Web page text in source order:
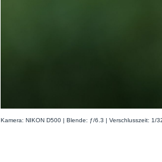
Kamera: NIKON D500 | Blende: ƒ/6.3 | Verschlusszeit: 1/